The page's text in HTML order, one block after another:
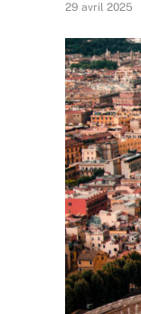
29 avril 2025